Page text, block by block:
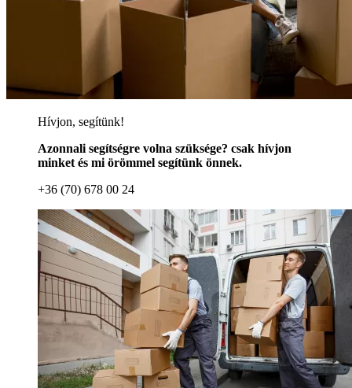
Hívjon, segítünk!
Azonnali segítségre volna szüksége? csak hívjon
minket és mi örömmel segítünk önnek.
+36 (70) 678 00 24